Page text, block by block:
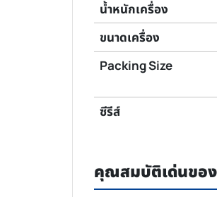
น้ำหนักเครื่อง
ขนาดเครื่อง
Packing Size
ซีรีส์
คุณสมบัติเด่นของ